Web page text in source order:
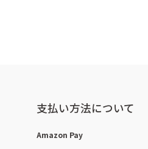
支払い方法について
Amazon Pay